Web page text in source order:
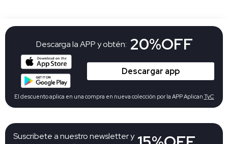
Suscribete a nuestro newsletter y
Descarga la APP y obtén: 20%OFF
Descargar app
El descuento aplica en una compra en nueva colección por la APP Aplican TyC